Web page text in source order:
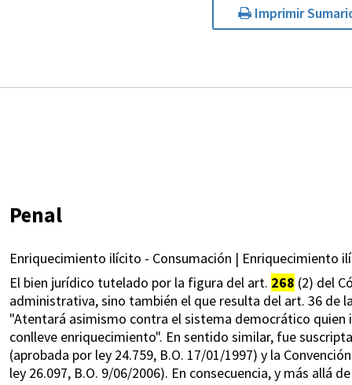
Imprimir
Penal
Enriquecimiento ilícito - Consumación | Enriquecimiento
El bien jurídico tutelado por la figura del art. 268 (2) del
administrativa, sino también el que resulta del art. 36 de
"Atentará asimismo contra el sistema democrático
conlleve enriquecimiento". En sentido similar, fue
(aprobada por ley 24.759, B.O. 17/01/1997) y la
ley 26.097, B.O. 9/06/2006). En consecuencia, y más allá